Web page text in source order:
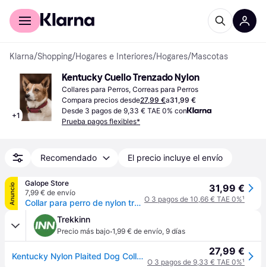
Comprar con Klarna
Klarna/Shopping/Hogares e Interiores/Hogares/Mascotas
+1
Kentucky Cuello Trenzado Nylon
Collares para Perros, Correas para Perros
Compara precios desde27,99 €a31,99 €
Desde 3 pagos de 9,33 € TAE 0% con
Prueba pagos flexibles*
Recomendado El precio incluye el envío
Anuncio
Galope Store
7,99 € de envío
Collar para perro de nylon trenzado Kentucky - Rouge
31,99 €
O 3 pagos de 10,66 € TAE 0%¹
Trekkinn
Precio más bajo·1,99 € de envío, 9 días
Kentucky Nylon Plaited Dog Collar Marrón 32-38 cm 27,99 €
O 3 pagos de 9,33 € TAE 0%¹